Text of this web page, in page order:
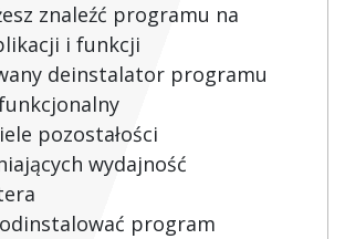
znaleźć programu na
i funkcji
deinstalator programu
pozostałości
wydajność
odinstalować program